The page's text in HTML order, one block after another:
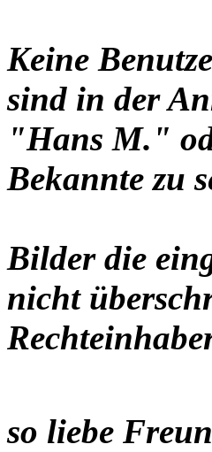
Keine
sind in der
"Hans M."
Bekannte zu
Bilder die
nicht
so liebe